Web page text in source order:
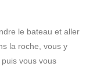
le bateau et aller
la roche, vous y
vous vous